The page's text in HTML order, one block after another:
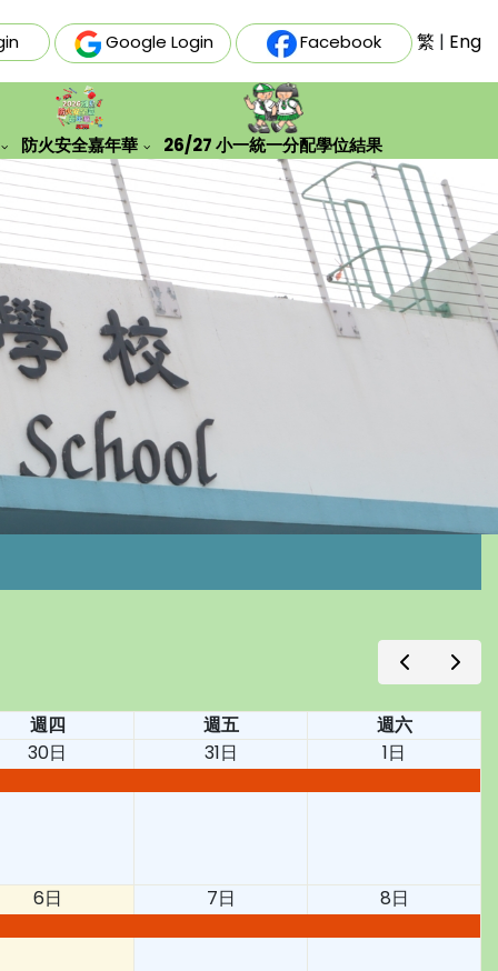
Google Login Facebook 繁 | Eng
防火安全嘉年華 26/27 小一統一分配學位結果
週四 週五
週六
30日
31日 1日
6日 7日 8日